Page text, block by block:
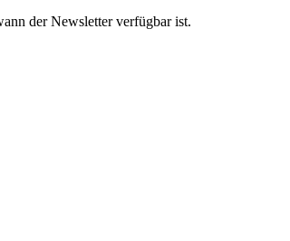
der Newsletter verfügbar ist.